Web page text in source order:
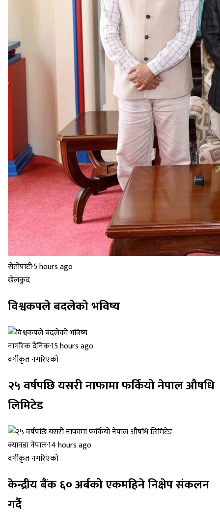
सेतोपाटी·5 hours ago
खेलकुद
विश्वकपले बदलेको भविष्य
नागरिक दैनिक·15 hours ago
वर्गीकृत नगरिएको
२५ वर्षपछि यसरी नाफामा फर्कियो नेपाल औषधि
लिमिटेड
क्यानडा नेपाल·14 hours ago
वर्गीकृत नगरिएको
केन्द्रीय बैंक ६० अर्बको एकमहिने निक्षेप संकलन
गर्दै